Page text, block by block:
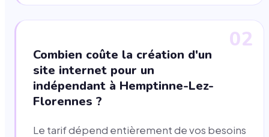
02
Combien coûte la création d'un
site internet pour un
indépendant à Hemptinne-Lez-
Florennes ?
Le tarif dépend entièrement de vos besoins